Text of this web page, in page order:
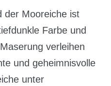
der Mooreiche ist
Farbe und
verleihen
und geheimnisvolle
unter